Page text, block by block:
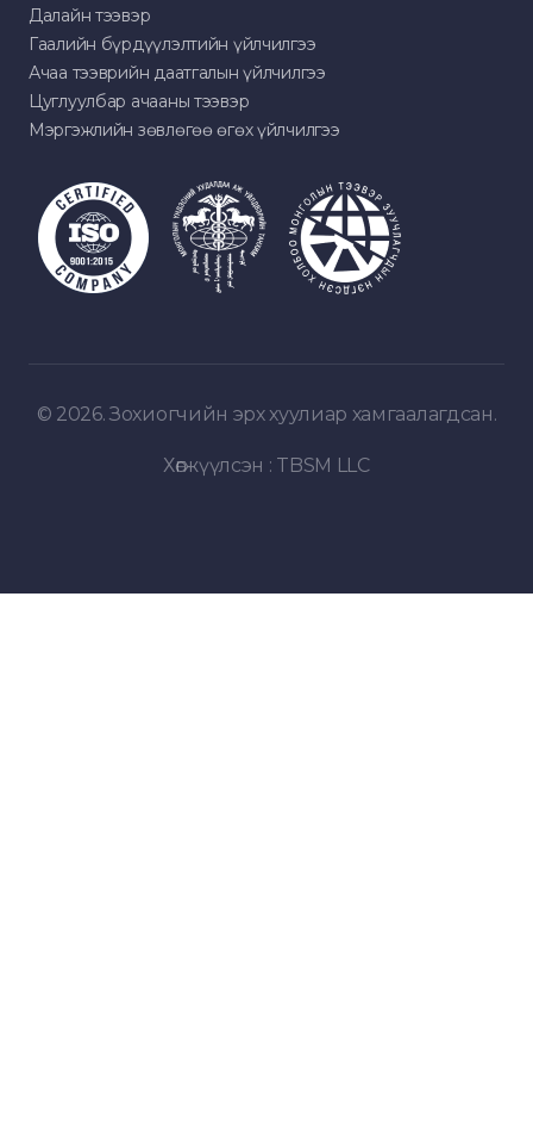
Далайн тээвэр
Гаалийн бүрдүүлэлтийн үйлчилгээ
Ачаа тээврийн даатгалын үйлчилгээ
Цуглуулбар ачааны тээвэр
Мэргэжлийн зөвлөгөө өгөх үйлчилгээ
© 2026. Зохиогчийн эрх хуулиар хамгаалагдсан.
Хөгжүүлсэн : TBSM LLC